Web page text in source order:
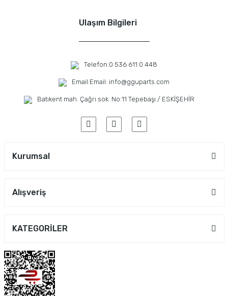
Ulaşım Bilgileri
Telefon:0 536 611 0 448
Email:Email: info@gguparts.com
Batıkent mah. Çağrı sok. No:11 Tepebaşı / ESKİŞEHİR
Kurumsal
Alışveriş
KATEGORİLER